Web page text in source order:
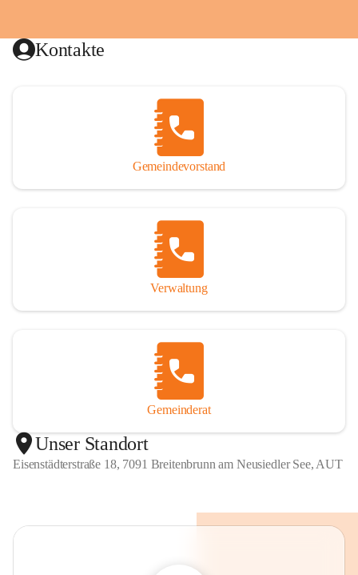
Kontakte
Gemeindevorstand
Verwaltung
Gemeinderat
Unser Standort
Eisenstädterstraße 18, 7091 Breitenbrunn am Neusiedler See, AUT